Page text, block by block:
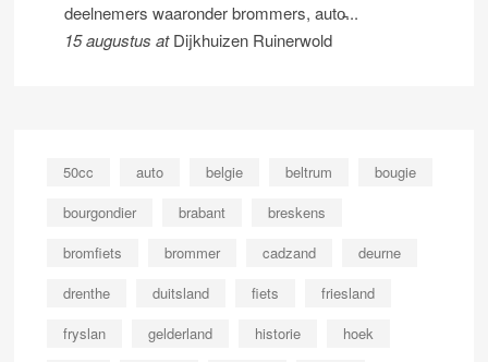
deelnemers waaronder brommers, auto̵...
15 augustus atDijkhuizen Ruinerwold
50cc auto belgie beltrum
bougie
bourgondier
brabant
breskens
bromfiets
brommer cadzand
deurne
drenthe
duitsland fiets
friesland
fryslan
gelderland historie
hoek